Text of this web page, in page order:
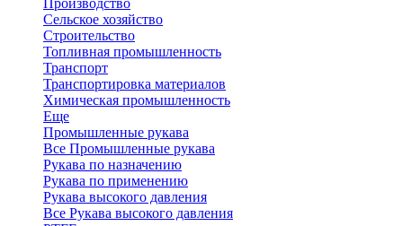
Производство
Сельское хозяйство
Строительство
Топливная промышленность
Транспорт
Транспортировка материалов
Химическая промышленность
Еще
Промышленные рукава
Все Промышленные рукава
Рукава по назначению
Рукава по применению
Рукава высокого давления
Все Рукава высокого давления